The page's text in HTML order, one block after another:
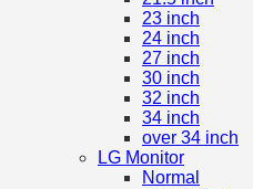
23 inch
24 inch
27 inch
30 inch
32 inch
34 inch
over 34 inch
LG Monitor
Normal